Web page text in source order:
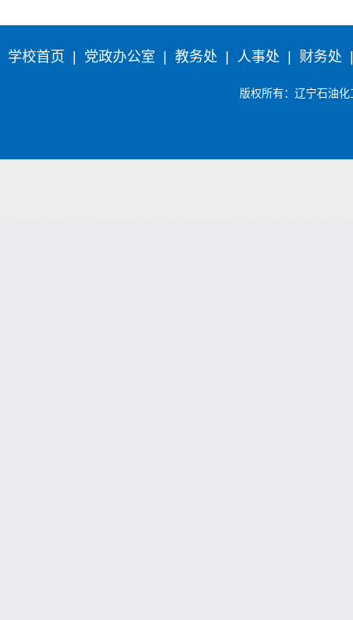
学校首页 党政办公室 教务处 人事处 财务处
版权所有：辽宁石油